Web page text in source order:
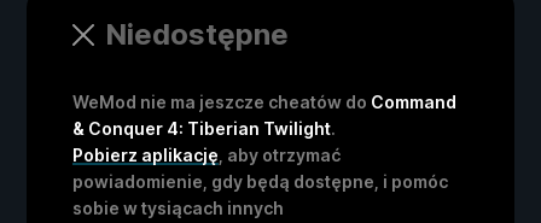
Niedostępne
WeMod nie ma jeszcze cheatów do Command
& Conquer 4: Tiberian Twilight.
Pobierz aplikację , aby otrzymać
powiadomienie, gdy będą dostępne, i pomóc
sobie w tysiącach innych